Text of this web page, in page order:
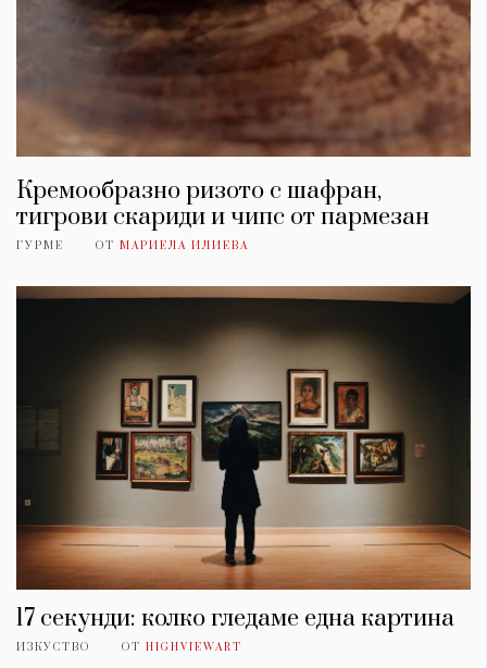
Кремообразно ризото с шафран,
тигрови скариди и чипс от пармезан
ГУРМЕ ОТ МАРИЕЛА ИЛИЕВА
17 секунди: колко гледаме една картина
ИЗКУСТВО ОТ HIGHVIEWART